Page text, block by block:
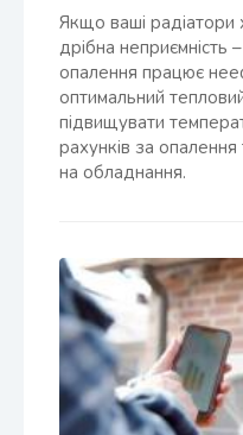
Якщо ваші радіатори
дрібна неприємність
опалення працює
оптимальний
підвищувати
рахунків за
на обладнання.